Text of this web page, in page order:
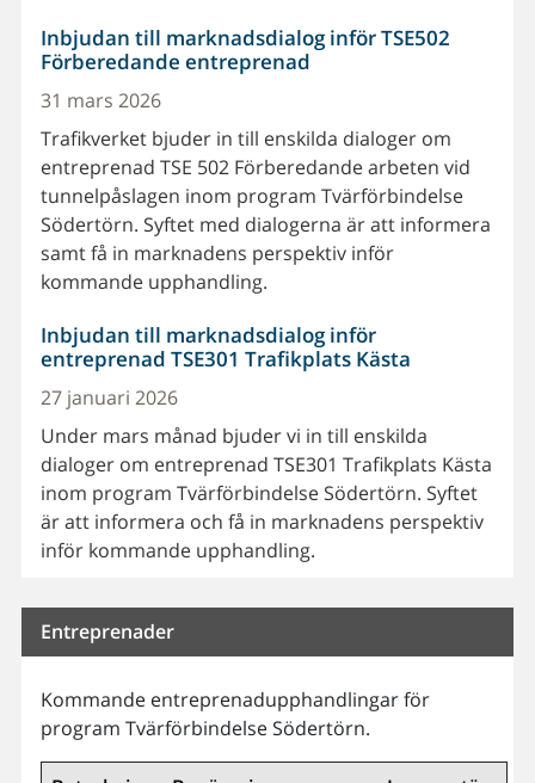
Inbjudan till marknadsdialog inför TSE502
Förberedande entreprenad
31 mars 2026
Trafikverket bjuder in till enskilda dialoger om
entreprenad TSE 502 Förberedande arbeten vid
tunnelpåslagen inom program Tvärförbindelse
Södertörn. Syftet med dialogerna är att informera
samt få in marknadens perspektiv inför
kommande upphandling.
Inbjudan till marknadsdialog inför
entreprenad TSE301 Trafikplats Kästa
27 januari 2026
Under mars månad bjuder vi in till enskilda
dialoger om entreprenad TSE301 Trafikplats Kästa
inom program Tvärförbindelse Södertörn. Syftet
är att informera och få in marknadens perspektiv
inför kommande upphandling.
Entreprenader
Kommande entreprenadupphandlingar för
program Tvärförbindelse Södertörn.